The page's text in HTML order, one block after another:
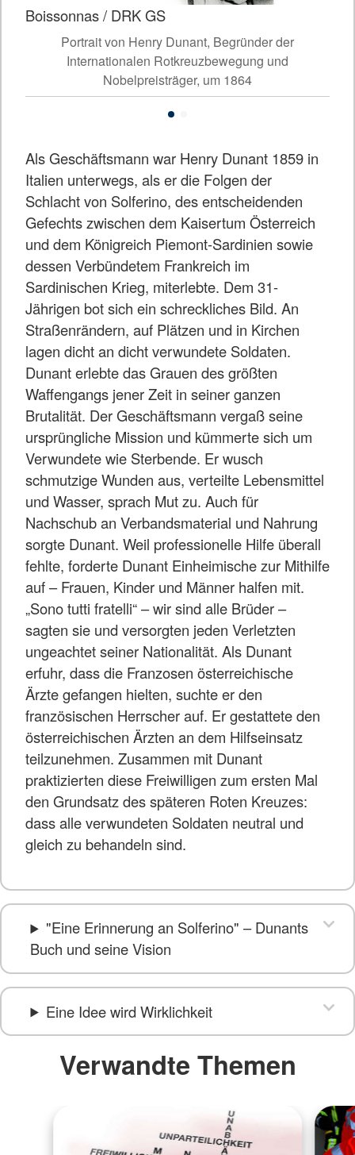
Boissonnas / DRK GS
Portrait von Henry Dunant, Begründer der
Internationalen Rotkreuzbewegung und
Nobelpreisträger, um 1864
Als Geschäftsmann war Henry Dunant 1859 in
Italien unterwegs, als er die Folgen der
Schlacht von Solferino, des entscheidenden
Gefechts zwischen dem Kaisertum Österreich
und dem Königreich Piemont-Sardinien sowie
dessen Verbündetem Frankreich im
Sardinischen Krieg, miterlebte. Dem 31-
Jährigen bot sich ein schreckliches Bild. An
Straßenrändern, auf Plätzen und in Kirchen
lagen dicht an dicht verwundete Soldaten.
Dunant erlebte das Grauen des größten
Waffengangs jener Zeit in seiner ganzen
Brutalität. Der Geschäftsmann vergaß seine
ursprüngliche Mission und kümmerte sich um
Verwundete wie Sterbende. Er wusch
schmutzige Wunden aus, verteilte Lebensmittel
und Wasser, sprach Mut zu. Auch für
Nachschub an Verbandsmaterial und Nahrung
sorgte Dunant. Weil professionelle Hilfe überall
fehlte, forderte Dunant Einheimische zur Mithilfe
auf – Frauen, Kinder und Männer halfen mit.
„Sono tutti fratelli“ – wir sind alle Brüder –
sagten sie und versorgten jeden Verletzten
ungeachtet seiner Nationalität. Als Dunant
erfuhr, dass die Franzosen österreichische
Ärzte gefangen hielten, suchte er den
französischen Herrscher auf. Er gestattete den
österreichischen Ärzten an dem Hilfseinsatz
teilzunehmen. Zusammen mit Dunant
praktizierten diese Freiwilligen zum ersten Mal
den Grundsatz des späteren Roten Kreuzes:
dass alle verwundeten Soldaten neutral und
gleich zu behandeln sind.
"Eine Erinnerung an Solferino" – Dunants
Buch und seine Vision
Eine Idee wird Wirklichkeit
Verwandte Themen